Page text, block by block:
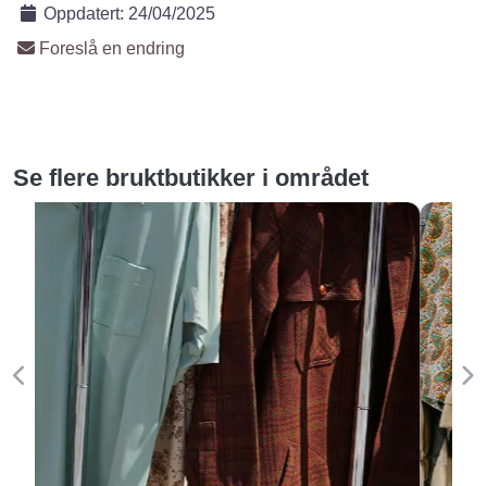
Oppdatert: 24/04/2025
Foreslå en endring
Se flere bruktbutikker i området
Forige